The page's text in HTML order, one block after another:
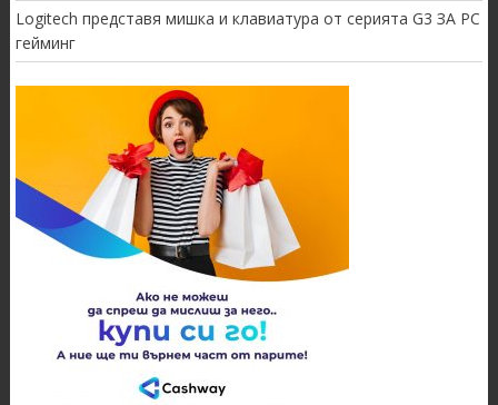
Logitech представя мишка и клавиатура от серията G3 ЗА PC
гейминг